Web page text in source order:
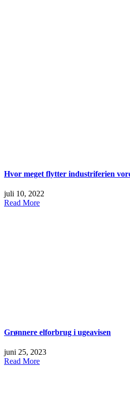
Hvor meget flytter industriferien
juli 10, 2022
Read More
Grønnere elforbrug i ugeavisen
juni 25, 2023
Read More